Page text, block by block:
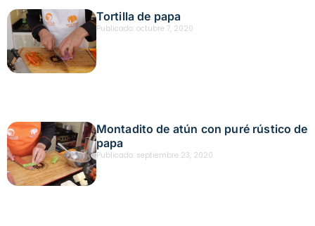
Tortilla de papa
Publicado: octubre 7, 2020
Montadito de atún con puré rústico de
papa
Publicado: septiembre 23, 2020